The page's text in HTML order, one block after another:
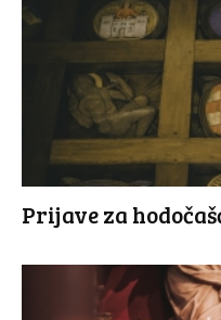
Prijave za